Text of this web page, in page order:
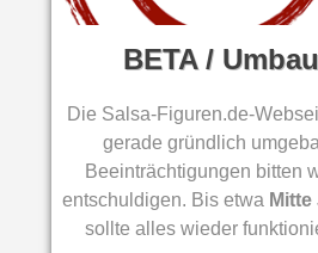
BETA / Umbau
Die Salsa-Figuren.de-
gerade gründlich
Beeinträchtigungen bitten
entschuldigen. Bis etwa
sollte alles wieder